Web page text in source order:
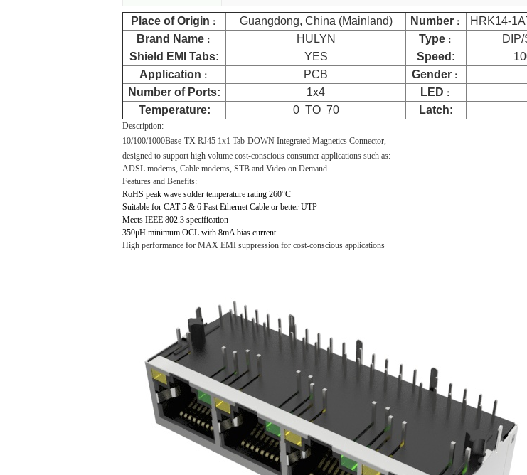
Place of Origin ： Guangdong, China (Mainland) Number：
HRK14-
Brand Name： HULYN Type：
Shield EMI Tabs:
YES Speed:
Application ： PCB Gender ：
Number of Ports:
1x4 LED ：
Temperature:
0 TO 70 Latch:
Description:
10/100/1000Base-TX RJ45 1x1 Tab-DOWN Integrated Magnetics Connector,
designed to support high volume cost-conscious consumer applications such as:
ADSL modems, Cable modems, STB and Video on Demand.
Features and Benefits:
RoHS peak wave solder temperature rating 260°C
Suitable for CAT 5 & 6 Fast Ethernet Cable or better UTP
Meets IEEE 802.3 specification
350μH minimum OCL with 8mA bias current
High performance for MAX EMI suppression for cost-conscious applications